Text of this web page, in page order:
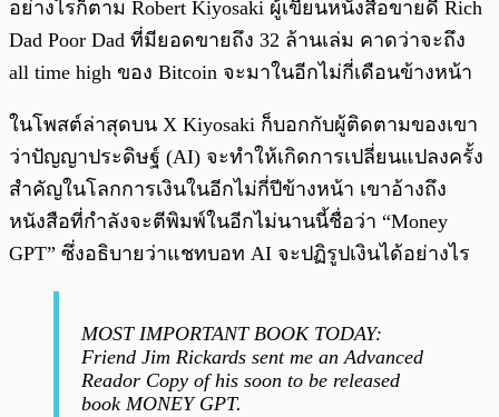
อย่างไรก็ตาม Robert Kiyosaki ผู้เขียนหนังสือขายดี Rich
Dad Poor Dad ที่มียอดขายถึง 32 ล้านเล่ม คาดว่าจะถึง
all time high ของ Bitcoin จะมาในอีกไม่กี่เดือนข้างหน้า
ในโพสต์ล่าสุดบน X Kiyosaki ก็บอกกับผู้ติดตามของเขา
ว่าปัญญาประดิษฐ์ (AI) จะทำให้เกิดการเปลี่ยนแปลงครั้ง
สำคัญในโลกการเงินในอีกไม่กี่ปีข้างหน้า เขาอ้างถึง
หนังสือที่กำลังจะตีพิมพ์ในอีกไม่นานนี้ชื่อว่า “Money
GPT” ซึ่งอธิบายว่าแชทบอท AI จะปฏิรูปเงินได้อย่างไร
MOST IMPORTANT BOOK TODAY:
Friend Jim Rickards sent me an Advanced
Reador Copy of his soon to be released
book MONEY GPT.